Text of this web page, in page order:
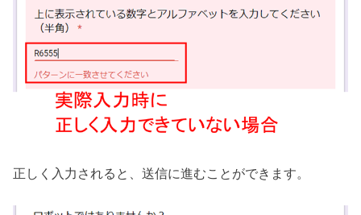
正しく入力されると、送信に進むことができます。